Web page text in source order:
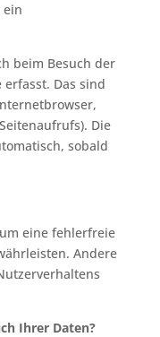
ein
beim Besuch der
erfasst. Das sind
Die
sobald
eine fehlerfreie
Andere
Ihrer Daten?